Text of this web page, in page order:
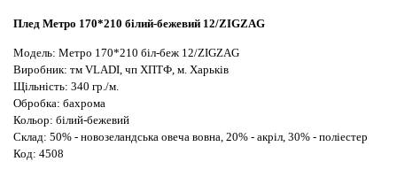
Плед Метро 170*210 білий-бежевий 12/ZIGZAG
Модель: Метро 170*210 біл-беж 12/ZIGZAG
Виробник: тм VLADI, чп ХПТФ, м. Харьків
Щільність: 340 гр./м.
Обробка: бахрома
Кольор: білий-бежевий
Склад: 50% - новозеландська овеча вовна, 20% - акріл, 30% - поліестер
Код: 4508